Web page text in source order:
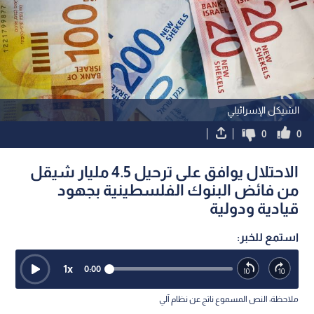
الشيكل الإسرائيلي
0
0
الاحتلال يوافق على ترحيل 4.5 مليار شيقل
من فائض البنوك الفلسطينية بجهود
قيادية ودولية
استمع للخبر:
0:00
1x
ملاحظة: النص المسموع ناتج عن نظام آلي